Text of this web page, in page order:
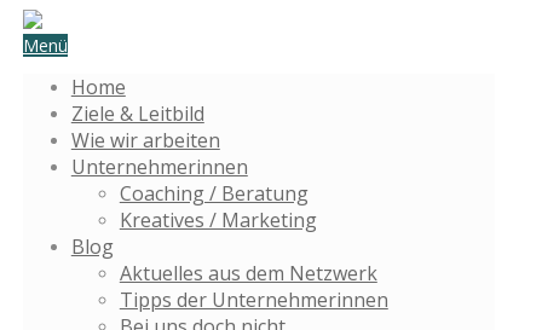
Menü
Home
Ziele & Leitbild
Wie wir arbeiten
Unternehmerinnen
Coaching / Beratung
Kreatives / Marketing
Blog
Aktuelles aus dem Netzwerk
Tipps der Unternehmerinnen